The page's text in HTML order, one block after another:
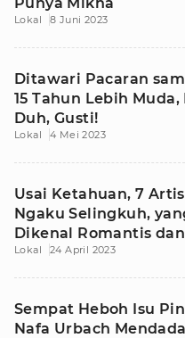
Lokal 8 Juni 2023
Ditawari Pacaran
15 Tahun Lebih
Duh, Gusti!
Lokal 4 Mei 2023
Usai Ketahuan, 7
Ngaku Selingkuh,
Dikenal Romantis
Hijrah
Lokal 24 April 2023
Sempat Heboh Isu
Nafa Urbach